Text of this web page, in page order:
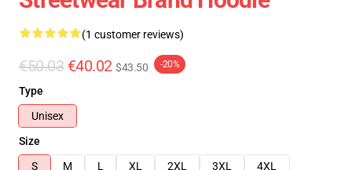
(1 customer reviews)
€50.03 €40.02 $43.50 -20%
Type
Unisex
Size
S
M L XL 2XL 3XL
4XL